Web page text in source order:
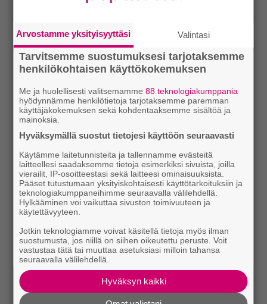
Arvostamme yksityisyyttäsi Valintasi
Tarvitsemme suostumuksesi tarjotaksemme
henkilökohtaisen käyttökokemuksen
Me ja huolellisesti valitsemamme88 teknologiakumppania
hyödynnämme henkilötietoja tarjotaksemme paremman
käyttäjäkokemuksen sekä kohdentaaksemme sisältöä ja
mainoksia.
Hyväksymällä suostut tietojesi käyttöön seuraavasti
Käytämme laitetunnisteita ja tallennamme evästeitä
laitteellesi saadaksemme tietoja esimerkiksi sivuista, joilla
vierailit, IP-osoitteestasi sekä laitteesi ominaisuuksista.
Pääset tutustumaan yksityiskohtaisesti käyttötarkoituksiin ja
teknologiakumppaneihimme seuraavalla välilehdellä.
Hylkääminen voi vaikuttaa sivuston toimivuuteen ja
käytettävyyteen.
Jotkin teknologiamme voivat käsitellä tietoja myös ilman
suostumusta, jos niillä on siihen oikeutettu peruste. Voit
vastustaa tätä tai muuttaa asetuksiasi milloin tahansa
seuraavalla välilehdellä.
Hyväksyn kaikki